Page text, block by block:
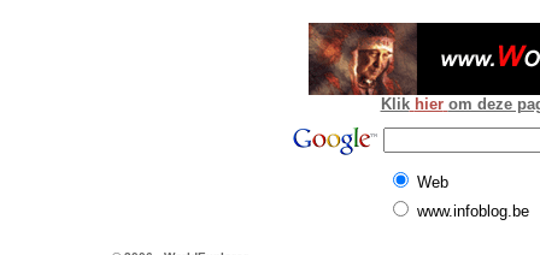
Klik hier om deze
Web
www.infoblog.be